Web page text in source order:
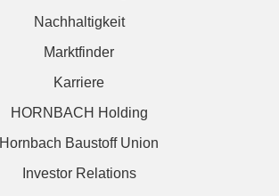
Nachhaltigkeit
Marktfinder
Karriere
HORNBACH Holding
Hornbach Baustoff Union
Investor Relations